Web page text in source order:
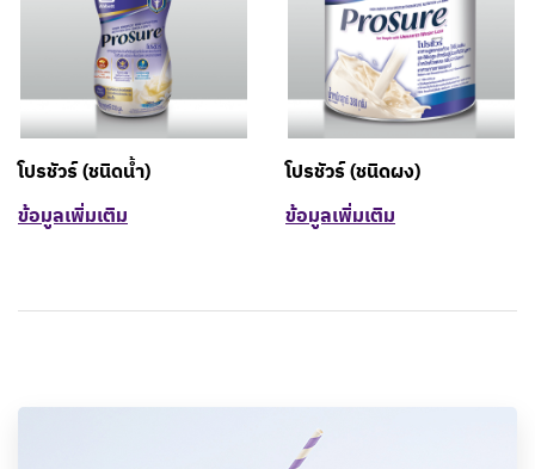
โปรชัวร์ (ชนิดน้ำ)
ข้อมูลเพิ่มเติม
โปรชัวร์ (ชนิดผง)
ข้อมูลเพิ่มเติม